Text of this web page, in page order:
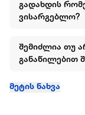
გადახდის
ვისარგებლო?
შემიძლია თუ
განაწილებით
მეტის ნახვა